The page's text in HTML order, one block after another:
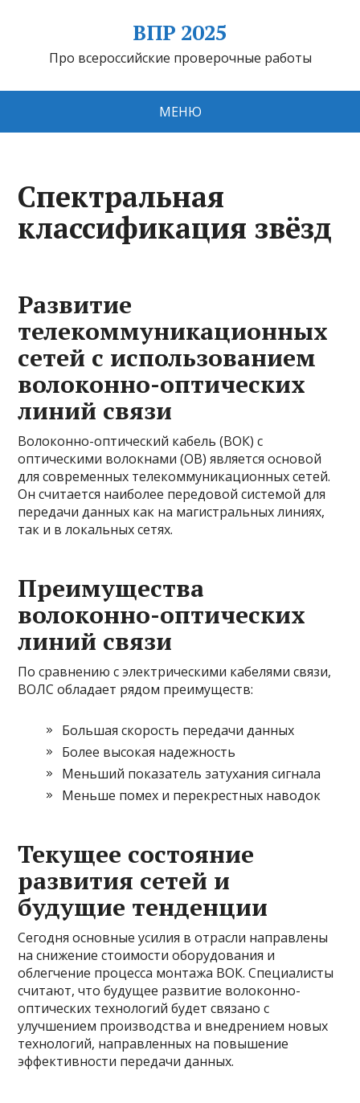
ВПР 2025
Про всероссийские проверочные работы
МЕНЮ
Спектральная
классификация звёзд
Развитие
телекоммуникационных
сетей с использованием
волоконно-оптических
линий связи
Волоконно-оптический кабель (ВОК) с
оптическими волокнами (ОВ) является основой
для современных телекоммуникационных сетей.
Он считается наиболее передовой системой для
передачи данных как на магистральных линиях,
так и в локальных сетях.
Преимущества
волоконно-оптических
линий связи
По сравнению с электрическими кабелями связи,
ВОЛС обладает рядом преимуществ:
Большая скорость передачи данных
Более высокая надежность
Меньший показатель затухания сигнала
Меньше помех и перекрестных наводок
Текущее состояние
развития сетей и
будущие тенденции
Сегодня основные усилия в отрасли направлены
на снижение стоимости оборудования и
облегчение процесса монтажа ВОК. Специалисты
считают, что будущее развитие волоконно-
оптических технологий будет связано с
улучшением производства и внедрением новых
технологий, направленных на повышение
эффективности передачи данных.